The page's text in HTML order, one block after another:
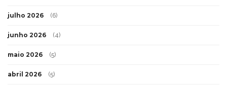
julho 2026 (6)
junho 2026 (4)
maio 2026 (5)
abril 2026 (5)